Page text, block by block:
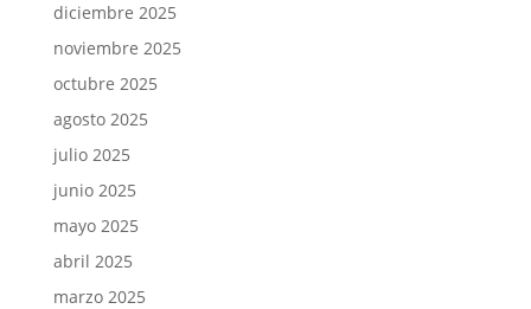
diciembre 2025
noviembre 2025
octubre 2025
agosto 2025
julio 2025
junio 2025
mayo 2025
abril 2025
marzo 2025